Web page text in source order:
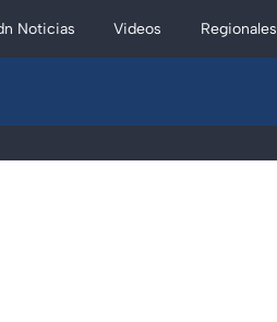
Noticias Videos Regionales